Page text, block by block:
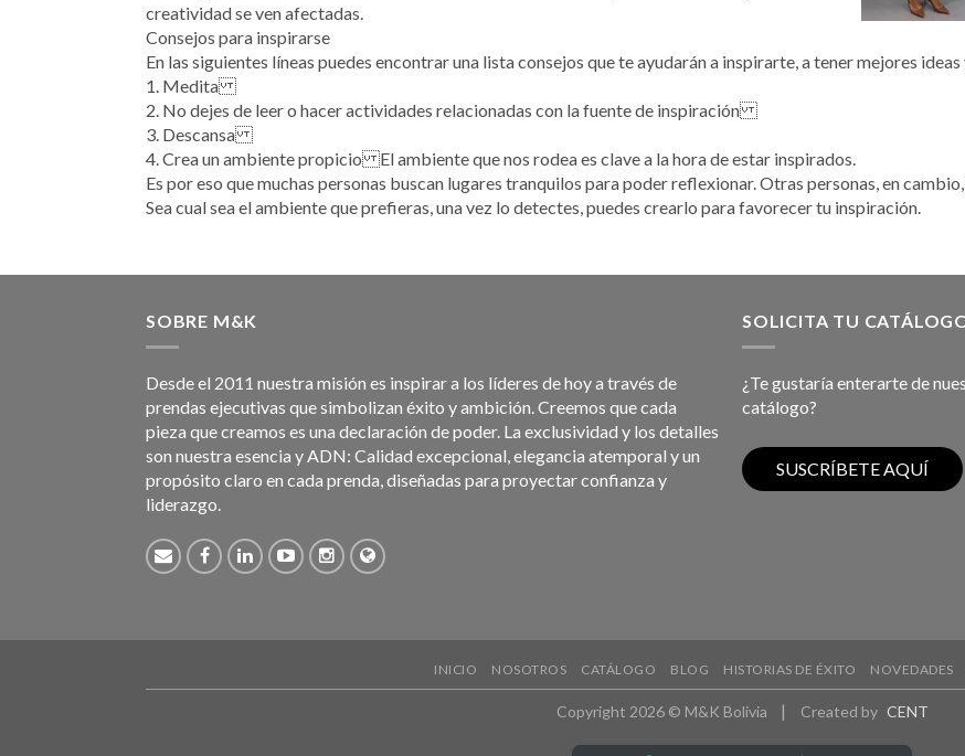
creatividad se ven afectadas.
Consejos para inspirarse
En las siguientes líneas puedes encontrar una lista consejos que te ayudarán a inspirarte, a tener mejores
1. Medita
2. No dejes de leer o hacer actividades relacionadas con la fuente de inspiración
3. Descansa
4. Crea un ambiente propicio El ambiente que nos rodea es clave a la hora de estar inspirados.
Es por eso que muchas personas buscan lugares tranquilos para poder reflexionar. Otras personas, en
Sea cual sea el ambiente que prefieras, una vez lo detectes, puedes crearlo para favorecer tu inspiración.
SOBRE M&K
Desde el 2011 nuestra misión es inspirar a los líderes de hoy a través de
prendas ejecutivas que simbolizan éxito y ambición. Creemos que cada
pieza que creamos es una declaración de poder. La exclusividad y los detalles
son nuestra esencia y ADN: Calidad excepcional, elegancia atemporal y un
propósito claro en cada prenda, diseñadas para proyectar confianza y
liderazgo.
SOLICITA TU
¿Te gustaría enterarte de
catálogo?
INICIO NOSOTROS CATÁLOGO BLOG HISTORIAS DE ÉXITO NOVEDADES
Copyright 2026 © M&K Bolivia | Created by CENT